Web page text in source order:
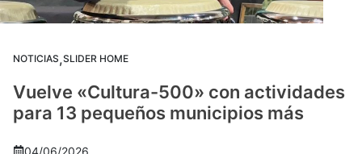
NOTICIAS,SLIDER HOME
Vuelve «Cultura-500» con actividades
para 13 pequeños municipios más
04/06/2026